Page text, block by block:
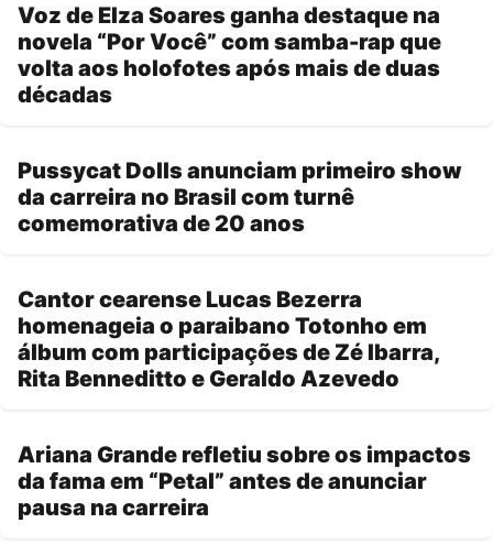
Voz de Elza Soares ganha destaque na
novela “Por Você” com samba-rap que
volta aos holofotes após mais de duas
décadas
Pussycat Dolls anunciam primeiro show
da carreira no Brasil com turnê
comemorativa de 20 anos
Cantor cearense Lucas Bezerra
homenageia o paraibano Totonho em
álbum com participações de Zé Ibarra,
Rita Benneditto e Geraldo Azevedo
Ariana Grande refletiu sobre os impactos
da fama em “Petal” antes de anunciar
pausa na carreira